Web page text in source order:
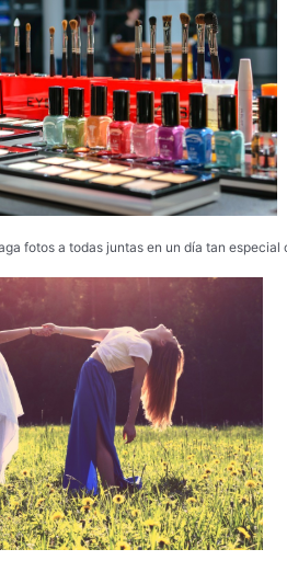
fotos a todas juntas en un día tan